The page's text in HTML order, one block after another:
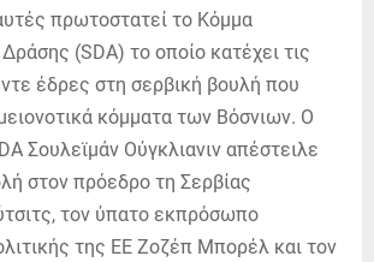
πρωτοστατεί το Κόμμα
(SDA) το οποίο κατέχει τις
έδρες στη σερβική βουλή που
κόμματα των Βόσνιων. Ο
Σουλεϊμάν Ούγκλιανιν απέστειλε
στον πρόεδρο τη Σερβίας
τον ύπατο εκπρόσωπο
της ΕΕ Ζοζέπ Μπορέλ και τον